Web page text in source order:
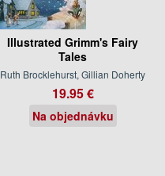
Illustrated Grimm's Fairy
Tales
Ruth Brocklehurst, Gillian Doherty
19.95 €
Na objednávku